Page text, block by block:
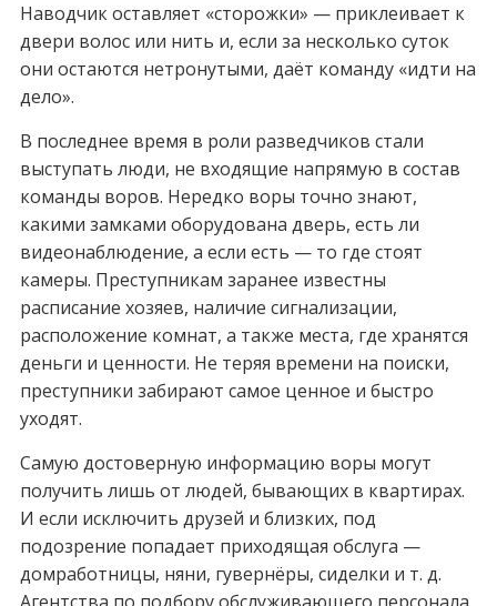
Наводчик оставляет «сторожки» — приклеивает к
двери волос или нить и, если за несколько суток
они остаются нетронутыми, даёт команду «идти на
дело».
В последнее время в роли разведчиков стали
выступать люди, не входящие напрямую в состав
команды воров. Нередко воры точно знают,
какими замками оборудована дверь, есть ли
видеонаблюдение, а если есть — то где стоят
камеры. Преступникам заранее известны
расписание хозяев, наличие сигнализации,
расположение комнат, а также места, где хранятся
деньги и ценности. Не теряя времени на поиски,
преступники забирают самое ценное и быстро
уходят.
Самую достоверную информацию воры могут
получить лишь от людей, бывающих в квартирах.
И если исключить друзей и близких, под
подозрение попадает приходящая обслуга —
домработницы, няни, гувернёры, сиделки и т. д.